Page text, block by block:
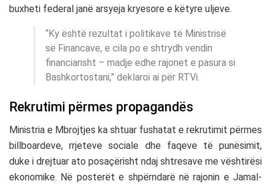
buxheti federal janë arsyeja kryesore e këtyre uljeve.
“Ky është rezultat i politikave të Ministrisë
së Financave, e cila po e shtrydh vendin
financiarisht – madje edhe rajonet e pasura si
Bashkortostani,” deklaroi ai për RTVi.
Rekrutimi përmes propagandës
Ministria e Mbrojtjes ka shtuar fushatat e rekrutimit përmes
billboardeve, rrjeteve sociale dhe faqeve të punësimit,
duke i drejtuar ato posaçërisht ndaj shtresave me vështirësi
ekonomike. Në posterët e shpërndarë në rajonin e Jamal-